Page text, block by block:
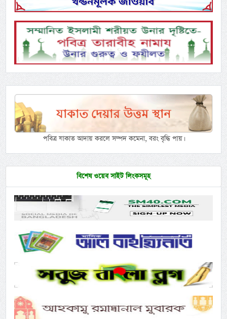
পবিত্র যাকাত আদায় করলে সম্পদ কমেনা, বরং বৃদ্ধি পায়।
বিশেষ ওয়েব সাইট লিংকসমূহ